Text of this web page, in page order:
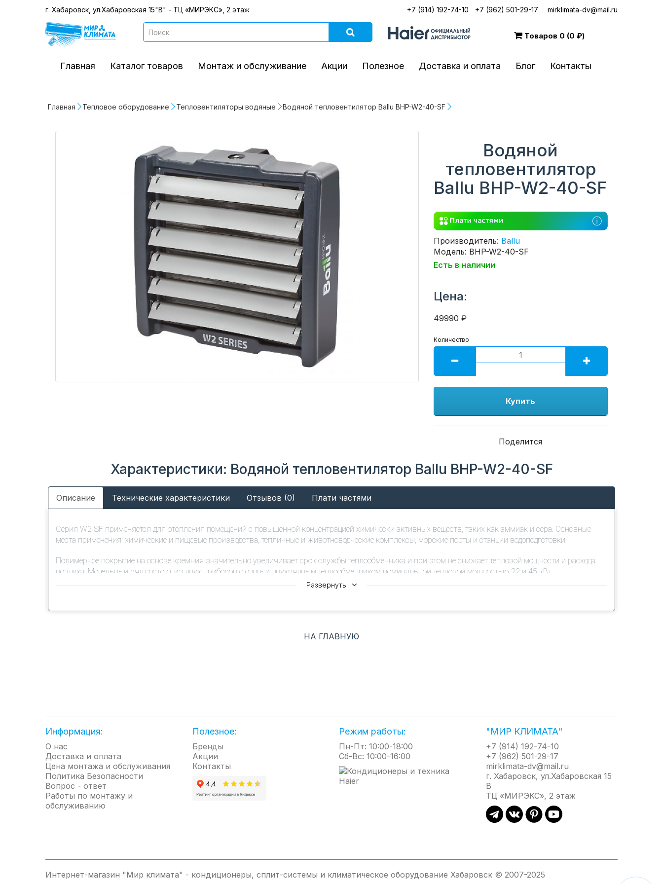
г. Хабаровск, ул.Хабаровская 15"В" - ТЦ «МИРЭКС», 2 этаж +7 (914) 192-74-10 +7 (962) 501-29-17 mirklimata-dv@mail.ru
Товаров 0 (0 ₽)
Главная Каталог товаров Монтаж и обслуживание Акции Полезное Доставка и оплата Блог Контакты
Главная Тепловое оборудование Тепловентиляторы водяные Водяной тепловентилятор Ballu BHP-W2-40-SF
Водяной
тепловентилятор
Ballu BHP-W2-40-SF
Производитель: Ballu
Модель: BHP-W2-40-SF
Есть в наличии
Цена:
49990 ₽
Количество
Купить
Поделится
Характеристики: Водяной тепловентилятор Ballu BHP-W2-40-SF
Описание Технические характеристики Отзывов (0) Плати частями
Серия W2-SF применяется для отопления помещений с повышенной концентрацией химически активных веществ, таких как аммиак и сера. Основные
места применения: химические и пищевые производства, тепличные и животноводческие комплексы, морские порты и станции водоподготовки.
Полимерное покрытие на основе кремния значительно увеличивает срок службы теплообменника и при этом не снижает тепловой мощности и расхода
воздуха. Модельный ряд состоит из двух приборов с одно- и двухрядным теплообменником номинальной тепловой мощностью 22 и 45 кВт
резьбовые шпильки М6.
Развернуть
НА ГЛАВНУЮ
Информация:
О нас
Доставка и оплата
Цена монтажа и обслуживания
Политика Безопасности
Вопрос - ответ
Работы по монтажу и
обслуживанию
Полезное:
Бренды
Акции
Контакты
Режим работы:
Пн-Пт: 10:00-18:00
Сб-Вс: 10:00-16:00
"МИР КЛИМАТА"
+7 (914) 192-74-10
+7 (962) 501-29-17
mirklimata-dv@mail.ru
г. Хабаровск, ул.Хабаровская 15
В
ТЦ «МИРЭКС», 2 этаж
Интернет-магазин "Мир климата" - кондиционеры, сплит-системы и климатическое оборудование Хабаровск © 2007-2025